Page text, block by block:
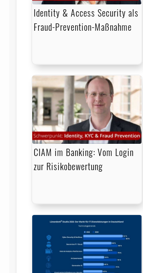
Identity & Access Security als
Fraud-Prevention-Maßnahme
CIAM im Banking: Vom Login
zur Risikobewertung